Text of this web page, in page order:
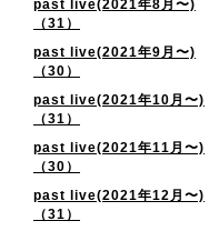
past live(2021年8月〜)
（31）
past live(2021年9月〜)
（30）
past live(2021年10月〜)
（31）
past live(2021年11月〜)
（30）
past live(2021年12月〜)
（31）